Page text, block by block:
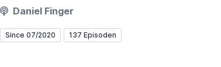
Daniel Finger
Since 07/2020 137 Episoden